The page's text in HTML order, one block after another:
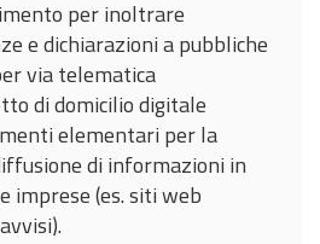
per inoltrare
e dichiarazioni a pubbliche
via telematica
di domicilio digitale
elementari per la
di informazioni in
imprese (es. siti web